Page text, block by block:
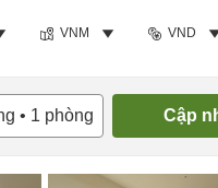
VNM VND
• 1 phòng Cập
Tìm phòng